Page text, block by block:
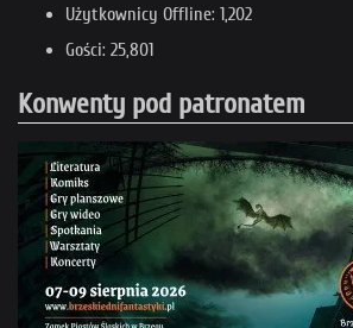
Użytkownicy Offline: 1,202
Gości: 25,801
Konwenty pod patronatem